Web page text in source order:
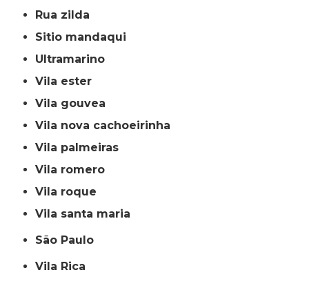
rua zilda
sitio mandaqui
ultramarino
vila ester
vila gouvea
vila nova cachoeirinha
vila palmeiras
vila romero
vila roque
vila santa maria
São Paulo
Vila Rica